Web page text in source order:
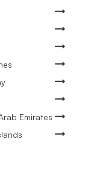
Emirates